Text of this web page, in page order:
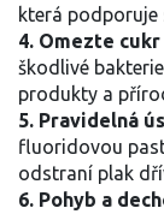
která podporuje
4. Omezte
škodlivé
produkty a
5. Pravidelná
fluoridovou
odstraní plak
6. Pohyb a